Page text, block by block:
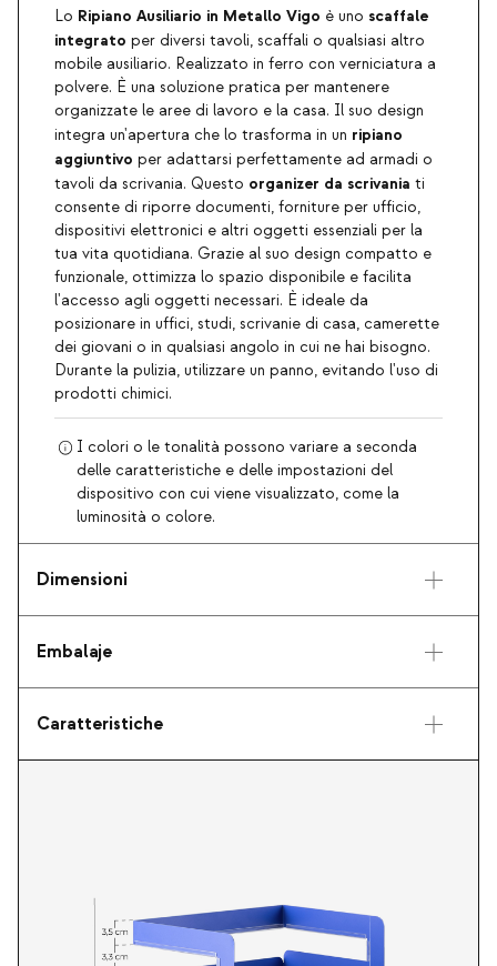
Lo Ripiano Ausiliario in Metallo Vigo è uno scaffale
integrato per diversi tavoli, scaffali o qualsiasi altro
mobile ausiliario. Realizzato in ferro con verniciatura a
polvere. È una soluzione pratica per mantenere
organizzate le aree di lavoro e la casa. Il suo design
integra un'apertura che lo trasforma in un ripiano
aggiuntivo per adattarsi perfettamente ad armadi o
tavoli da scrivania. Questo organizer da scrivania ti
consente di riporre documenti, forniture per ufficio,
dispositivi elettronici e altri oggetti essenziali per la
tua vita quotidiana. Grazie al suo design compatto e
funzionale, ottimizza lo spazio disponibile e facilita
l'accesso agli oggetti necessari. È ideale da
posizionare in uffici, studi, scrivanie di casa, camerette
dei giovani o in qualsiasi angolo in cui ne hai bisogno.
Durante la pulizia, utilizzare un panno, evitando l'uso di
prodotti chimici.
I colori o le tonalità possono variare a seconda
delle caratteristiche e delle impostazioni del
dispositivo con cui viene visualizzato, come la
luminosità o colore.
Dimensioni
Embalaje
Caratteristiche